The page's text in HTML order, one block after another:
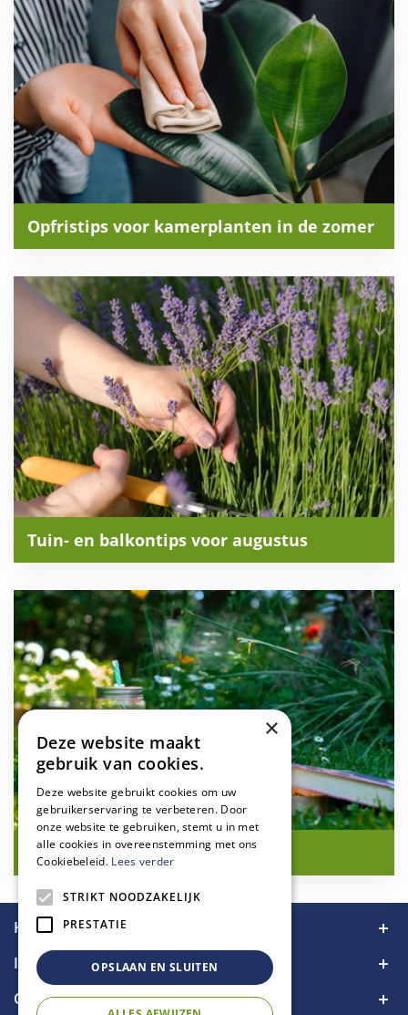
Opfristips voor kamerplanten in de zomer
Tuin- en balkontips voor augustus
(IJs)thee uit eigen tuin
Handige links
Informatie
Contact
×
Deze website maakt
gebruik van cookies.
Deze website gebruikt cookies om uw
gebruikerservaring te verbeteren. Door
onze website te gebruiken, stemt u in met
alle cookies in overeenstemming met ons
Cookiebeleid. Lees verder
STRIKT NOODZAKELIJK
PRESTATIE
OPSLAAN EN SLUITEN